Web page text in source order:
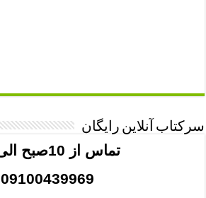
سرکتاب آنلاین رایگان
تماس از 10صبح الی 21
09100439969